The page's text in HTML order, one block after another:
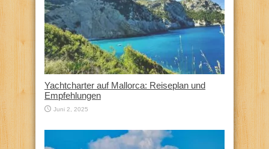
Yachtcharter auf Mallorca: Reiseplan und
Empfehlungen
Juni 2, 2025